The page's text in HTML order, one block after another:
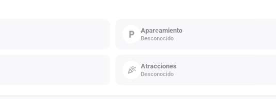
Aparcamiento
Desconocido
Atracciones
Desconocido